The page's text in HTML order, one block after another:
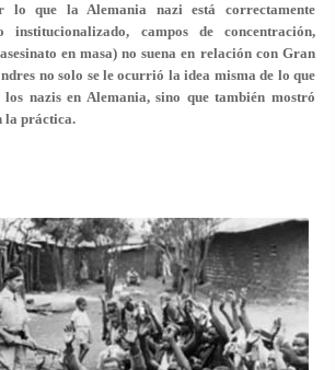
lo que la Alemania nazi está correctamente
institucionalizado, campos de concentración,
en masa) no suena en relación con Gran
no solo se le ocurrió la idea misma de lo que
nazis en Alemania, sino que también mostró
la práctica.